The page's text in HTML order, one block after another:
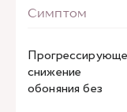
снижение
обоняния без